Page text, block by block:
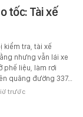
tốc: Tài xế
kiểm tra, tài xế
nhưng vẫn lái xe
phế liệu, làm rơi
quãng đường 337…
trước